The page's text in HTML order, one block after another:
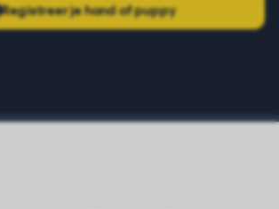
Registreer je hond of puppy